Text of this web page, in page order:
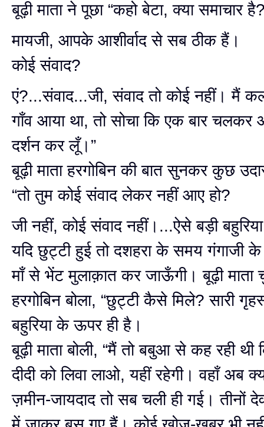
बूढ़ी माता ने पूछा “कहो बेटा, क्या समाचार
मायजी, आपके आशीर्वाद से सब ठीक हैं।
कोई संवाद?
एं?...संवाद...जी, संवाद तो कोई नहीं। मैं
गाँव आया था, तो सोचा कि एक बार चलकर
दर्शन कर लूँ।”
बूढ़ी माता हरगोबिन की बात सुनकर कुछ
“तो तुम कोई संवाद लेकर नहीं आए हो?
जी नहीं, कोई संवाद नहीं।...ऐसे बड़ी
यदि छुट्टी हुई तो दशहरा के समय
माँ से भेंट मुलाक़ात कर जाऊँगी। बूढ़ी माता
हरगोबिन बोला, “छुट्टी कैसे मिले? सारी
बहुरिया के ऊपर ही है।
बूढ़ी माता बोली, “मैं तो बबुआ से कह रही थी
दीदी को लिवा लाओ, यहीं रहेगी। वहाँ अब
ज़मीन-जायदाद तो सब चली ही गई। तीनों